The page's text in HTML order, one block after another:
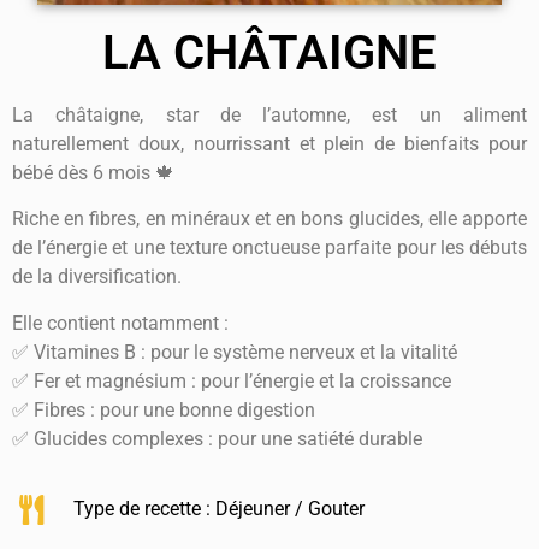
LA CHÂTAIGNE
La châtaigne, star de l’automne, est un aliment
naturellement doux, nourrissant et plein de bienfaits pour
bébé dès 6 mois 🍁
Riche en fibres, en minéraux et en bons glucides, elle apporte
de l’énergie et une texture onctueuse parfaite pour les débuts
de la diversification.
Elle contient notamment :
✅ Vitamines B : pour le système nerveux et la vitalité
✅ Fer et magnésium : pour l’énergie et la croissance
✅ Fibres : pour une bonne digestion
✅ Glucides complexes : pour une satiété durable
Type de recette : Déjeuner / Gouter